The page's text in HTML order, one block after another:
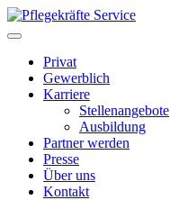
Privat
Gewerblich
Karriere
Stellenangebote
Ausbildung
Partner werden
Presse
Über uns
Kontakt